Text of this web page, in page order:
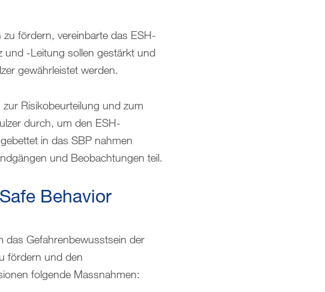
fördern, vereinbarte das ESH-
und -Leitung sollen gestärkt und
gewährleistet werden.
Risikobeurteilung und zum
durch, um den ESH-
in das SBP nahmen
und Beobachtungen teil.
Behavior
das Gefahrenbewusstsein der
fördern und den
folgende Massnahmen: